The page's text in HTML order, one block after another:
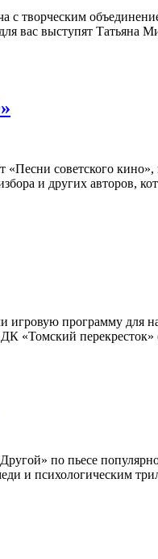
с творческим
вас выступят
советского
и других авторов,
игровую программу для
«Томский
по пьесе
психологическим